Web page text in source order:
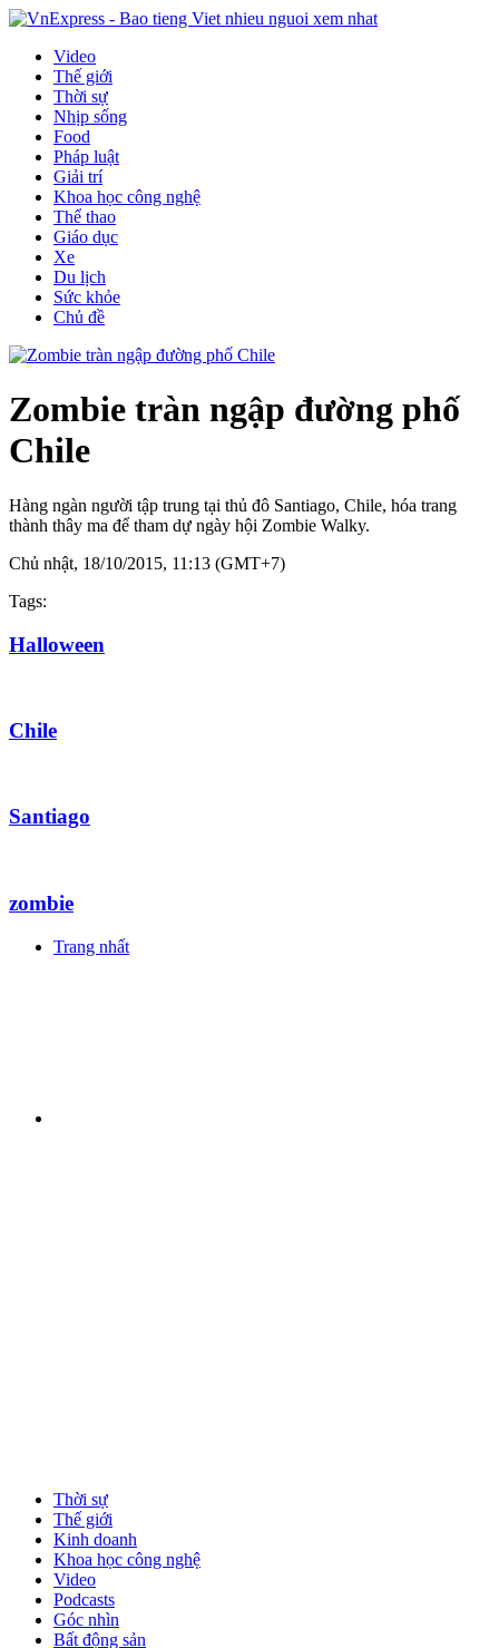
Video
Thế giới
Thời sự
Nhịp sống
Food
Pháp luật
Giải trí
Khoa học công nghệ
Thể thao
Giáo dục
Xe
Du lịch
Sức khỏe
Chủ đề
Zombie tràn ngập đường phố
Chile
Hàng ngàn người tập trung tại thủ đô Santiago, Chile, hóa trang
thành thây ma để tham dự ngày hội Zombie Walky.
Chủ nhật, 18/10/2015, 11:13 (GMT+7)
Tags:
Halloween
Chile
Santiago
zombie
Trang nhất
Thời sự
Thế giới
Kinh doanh
Khoa học công nghệ
Video
Podcasts
Góc nhìn
Bất động sản